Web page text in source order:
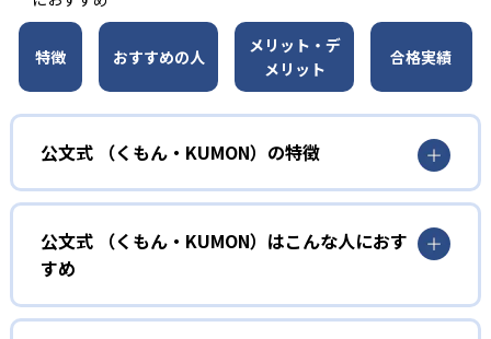
特徴 おすすめの人
メリット・デ
メリット
合格実績
公文式 （くもん・KUMON）の特徴
01
無学年式の学力別学習
KUMONでは、年齢や学年にとらわれずに、一人ひとりの学
力に応じたレベルから学習を始めている。
確実に100点が取れるレベルから少しずつ難易度を上げてい
公文式 （くもん・KUMON）はこんな人におす
すめ
幼児